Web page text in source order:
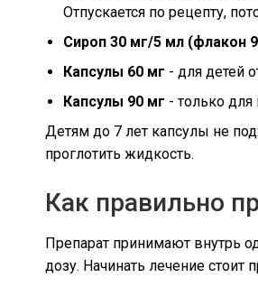
Отпускается по рецепту,
Сироп 30 мг/5 мл (флакон
Капсулы 60 мг - для детей
Капсулы 90 мг - только
Детям до 7 лет капсулы не
проглотить жидкость.
Как правильно
Препарат принимают внутрь
дозу. Начинать лечение